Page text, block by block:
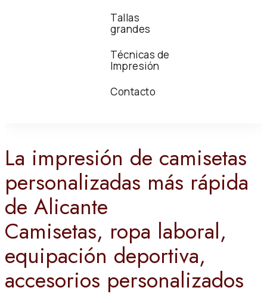
Tallas
grandes
Técnicas de
Impresión
Contacto
La impresión de camisetas
personalizadas más rápida
de Alicante
Camisetas, ropa laboral,
equipación deportiva,
accesorios personalizados